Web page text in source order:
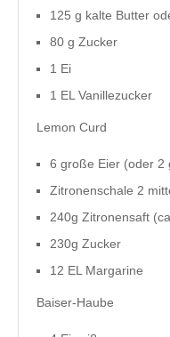
125 g kalte Butter
80 g Zucker
1 Ei
1 EL Vanillezucker
Lemon Curd
6 große Eier (oder 2
Zitronenschale 2
240g Zitronensaft
230g Zucker
12 EL Margarine
Baiser-Haube